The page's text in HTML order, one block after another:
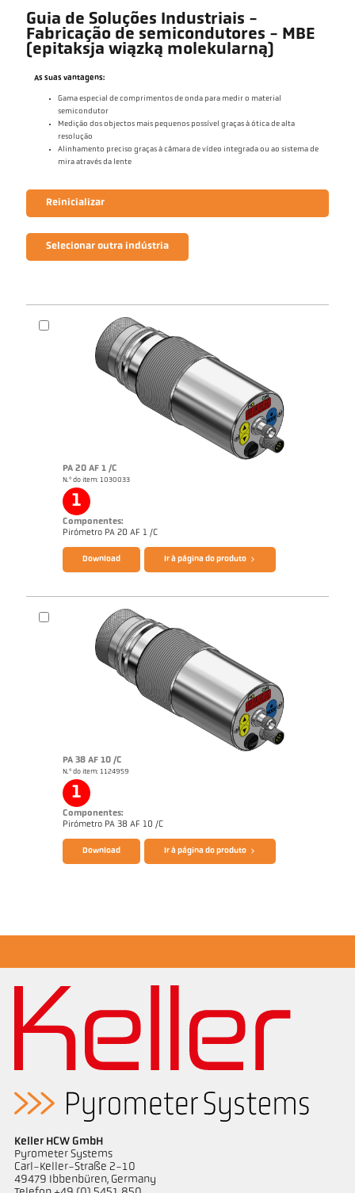
Guia de Soluções Industriais -
Fabricação de semicondutores - MBE
(epitaksja wiązką molekularną)
As suas vantagens:
Gama especial de comprimentos de onda para medir o material
semicondutor
Medição dos objectos mais pequenos possível graças à ótica de alta
resolução
Alinhamento preciso graças à câmara de vídeo integrada ou ao sistema de
mira através da lente
Reinicializar
Selecionar outra indústria
PA 20 AF 1 /C
N.º do item: 1030033
1
Componentes:
Pirómetro PA 20 AF 1 /C
Catálogo CellaTemp PA Nota de aplicação Semiconductor industry
Download Ir à página do produto
PA 38 AF 10 /C
N.º do item: 1124959
1
Componentes:
Pirómetro PA 38 AF 10 /C
Download Ir à página do produto
Keller HCW GmbH
Pyrometer Systems
Carl-Keller-Straße 2-10
49479 Ibbenbüren, Germany